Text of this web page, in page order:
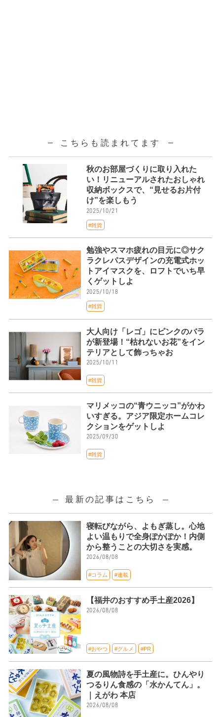
こちらも読まれてます
秋のお部屋づくりに取り入れた
い！リニューアルされたおしゃれ
収納ボックスで、“見せるお片付
け”を楽しもう
2025/10/21
#雑貨
勉強やスマホ疲れの目元に◎サク
ラクレパスデザインの充電式ホッ
トアイマスクを、ロフトでいち早
くゲットしよ
2025/10/18
#雑貨
大人向け「レゴ」にピンクのバラ
が新登場！“枯れないお花”をイン
テリアとして飾っちゃお
2025/10/11
#雑貨
マリメッコの“青ウニッコ”がかわ
いすぎる。アジア限定ホームコレ
クションをゲットしよ
2025/09/30
#雑貨
最新の記事はこちら
寝転びながら、よもぎ蒸し。心地
よい温もりで全身ぽかぽか！内側
から整うことの大切さを実感。
2026/08/08
#コラム #連載
【福井のおすすめ手土産2026】
2026/08/08
#おやつ #グルメ #PR
夏の風物詩を手土産に。ひんやり
つるりん食感の「水かんてん」。
｜えがわ 本店
2026/08/08